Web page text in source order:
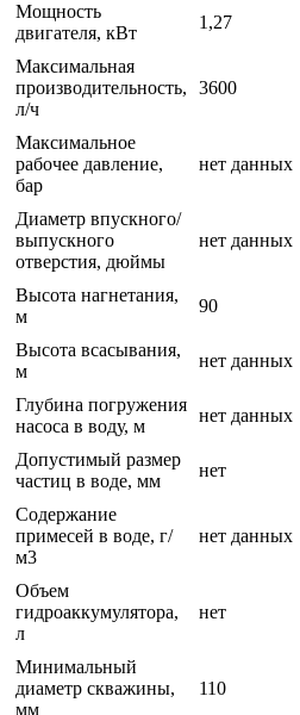
Мощность
двигателя, кВт
1,27
Максимальная
производительность,
л/ч
3600
Максимальное
рабочее давление,
бар
нет данных
Диаметр впускного/
выпускного
отверстия, дюймы
нет данных
Высота нагнетания,
м
90
Высота всасывания,
м
нет данных
Глубина погружения
насоса в воду, м
нет данных
Допустимый размер
частиц в воде, мм
нет
Содержание
примесей в воде, г/
м3
нет данных
Объем
гидроаккумулятора,
л
нет
Минимальный
диаметр скважины,
мм
110